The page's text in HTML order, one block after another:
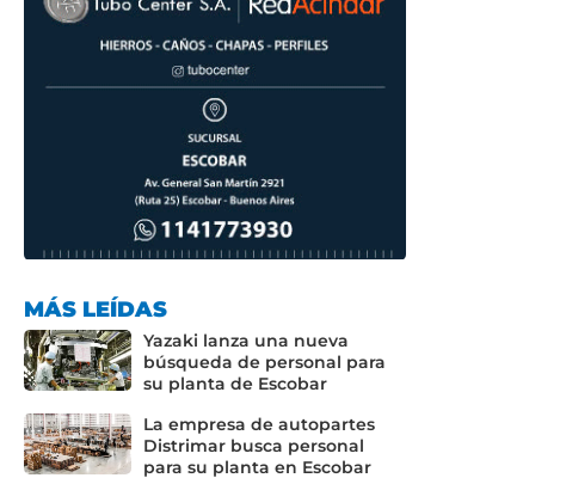
MÁS LEÍDAS
Yazaki lanza una nueva
búsqueda de personal para
su planta de Escobar
La empresa de autopartes
Distrimar busca personal
para su planta en Escobar